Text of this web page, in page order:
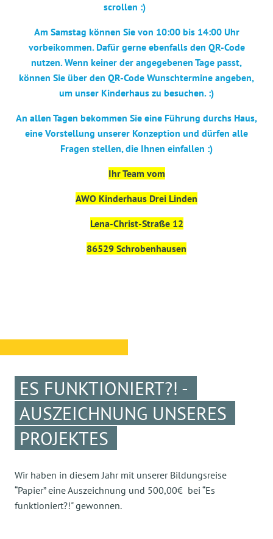
scrollen :)
Am Samstag können Sie von 10:00 bis 14:00 Uhr
vorbeikommen. Dafür gerne ebenfalls den QR-Code
nutzen. Wenn keiner der angegebenen Tage passt,
können Sie über den QR-Code Wunschtermine angeben,
um unser Kinderhaus zu besuchen. :)
An allen Tagen bekommen Sie eine Führung durchs Haus,
eine Vorstellung unserer Konzeption und dürfen alle
Fragen stellen, die Ihnen einfallen :)
Ihr Team vom
AWO Kinderhaus Drei Linden
Lena-Christ-Straße 12
86529 Schrobenhausen
ES FUNKTIONIERT?! -
AUSZEICHNUNG UNSERES
PROJEKTES
Wir haben in diesem Jahr mit unserer Bildungsreise
“Papier” eine Auszeichnung und 500,00€ bei “Es
funktioniert?!" gewonnen.